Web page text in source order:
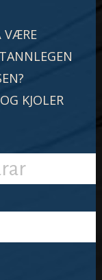
VÆRE
KJOLER